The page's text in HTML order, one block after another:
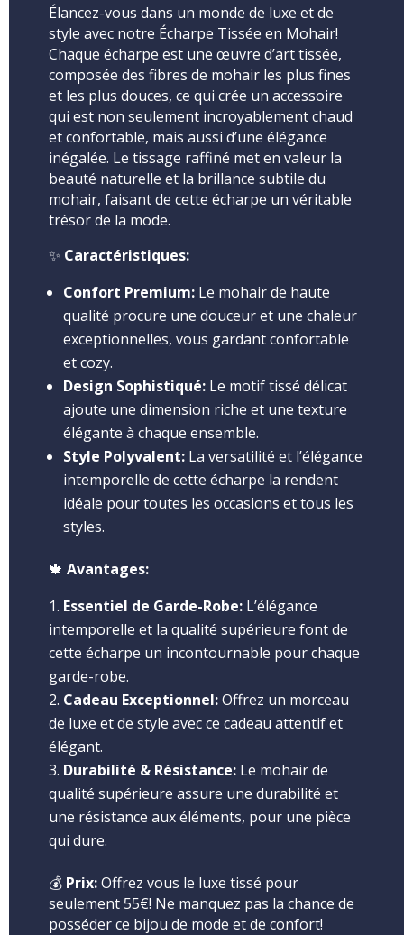
Élancez-vous dans un monde de luxe et de
style avec notre Écharpe Tissée en Mohair!
Chaque écharpe est une œuvre d’art tissée,
composée des fibres de mohair les plus fines
et les plus douces, ce qui crée un accessoire
qui est non seulement incroyablement chaud
et confortable, mais aussi d’une élégance
inégalée. Le tissage raffiné met en valeur la
beauté naturelle et la brillance subtile du
mohair, faisant de cette écharpe un véritable
trésor de la mode.
✨ Caractéristiques:
Confort Premium:Le mohair de haute
qualité procure une douceur et une chaleur
exceptionnelles, vous gardant confortable
et cozy.
Design Sophistiqué:Le motif tissé délicat
ajoute une dimension riche et une texture
élégante à chaque ensemble.
Style Polyvalent:La versatilité et l’élégance
intemporelle de cette écharpe la rendent
idéale pour toutes les occasions et tous les
styles.
🍁 Avantages:
Essentiel de Garde-Robe:L’élégance
intemporelle et la qualité supérieure font de
cette écharpe un incontournable pour chaque
garde-robe.
Cadeau Exceptionnel:Offrez un morceau
de luxe et de style avec ce cadeau attentif et
élégant.
Durabilité & Résistance:Le mohair de
qualité supérieure assure une durabilité et
une résistance aux éléments, pour une pièce
qui dure.
💰 Prix:Offrez vous le luxe tissé pour
seulement 55€! Ne manquez pas la chance de
posséder ce bijou de mode et de confort!